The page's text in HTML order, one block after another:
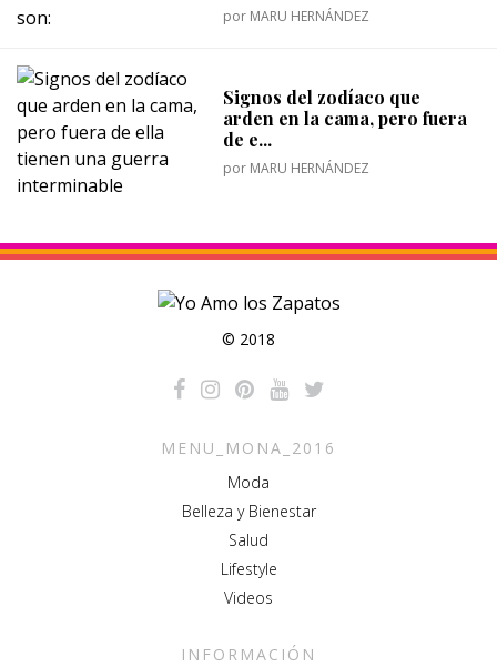
por MARU HERNÁNDEZ
Signos del zodíaco que
arden en la cama, pero fuera
de e...
por MARU HERNÁNDEZ
© 2018
MENU_MONA_2016
Moda
Belleza y Bienestar
Salud
Lifestyle
Videos
INFORMACIÓN